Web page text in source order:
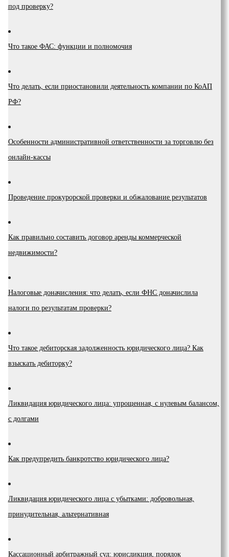
под проверку?
Что такое ФАС: функции и полномочия
Что делать, если приостановили деятельность компании по КоАП
РФ?
Особенности административной ответственности за торговлю без
онлайн-кассы
Проведение прокурорской проверки и обжалование результатов
Как правильно составить договор аренды коммерческой
недвижимости?
Налоговые доначисления: что делать, если ФНС доначислила
налоги по результатам проверки?
Что такое дебиторская задолженность юридического лица? Как
взыскать дебиторку?
Ликвидация юридического лица: упрощенная, с нулевым балансом,
с долгами
Как предупредить банкротство юридического лица?
Ликвидация юридического лица с убытками: добровольная,
принудительная, альтернативная
Кассационный арбитражный суд: юрисдикция, порядок